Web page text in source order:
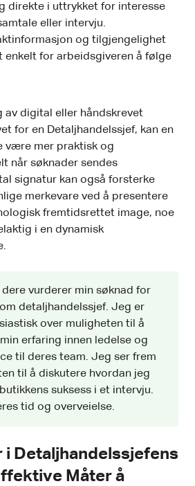
direkte i uttrykket for interesse
eller intervju.
og tilgjengelighet
enkelt for arbeidsgiveren å følge
av digital eller håndskrevet
for en Detaljhandelssjef, kan en
være mer praktisk og
når søknader sendes
signatur kan også forsterke
merkevare ved å presentere
fremtidsrettet image, noe
i en dynamisk
vurderer min søknad for
detaljhandelssjef. Jeg er
over muligheten til å
erfaring innen ledelse og
til deres team. Jeg ser frem
til å diskutere hvordan jeg
suksess i et intervju.
tid og overveielse.
Detaljhandelssjefens
Måter å